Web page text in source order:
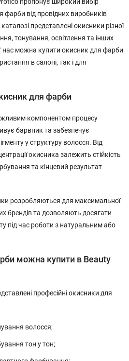
фарби від провідних виробників
представлені окисники різної
тонування, освітлення та інших
нас можна купити окисник для фарби
в салоні, так і для
для фарби
компонентом процесу
барвник та забезпечує
у структуру волосся. Від
окисника залежить стійкість
та кінцевий результат
розробляються для максимальної
брендів та дозволяють досягати
під час роботи з натуральним або
можна купити в Beauty
професійні окисники для
волосся;
тон у тон;